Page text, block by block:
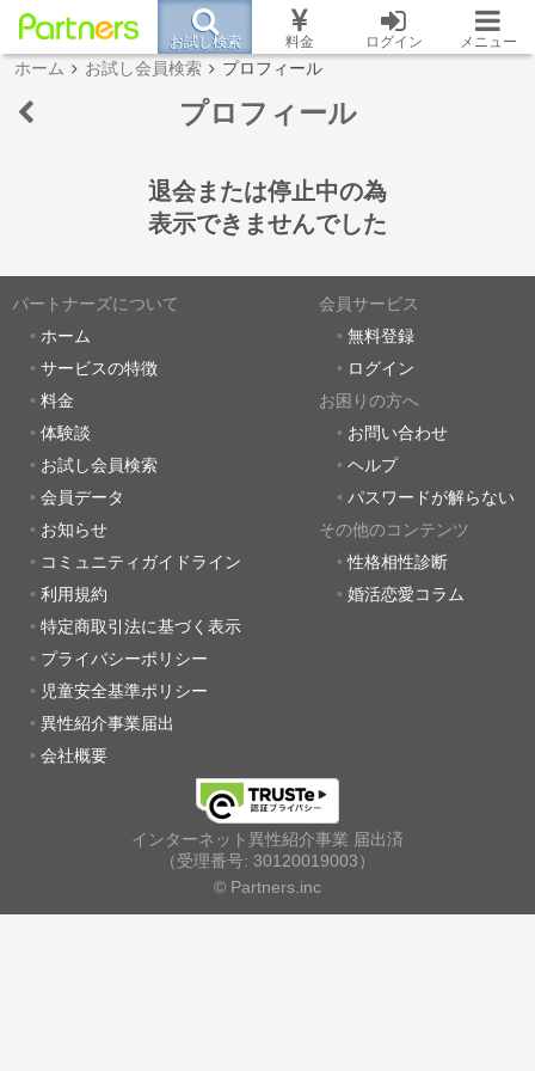
お試し検索 料金 ログイン メニュー
ホーム お試し会員検索 プロフィール
プロフィール
退会または停止中の為
表示できませんでした
パートナーズについて
ホーム
サービスの特徴
料金
体験談
お試し会員検索
会員データ
お知らせ
コミュニティガイドライン
利用規約
特定商取引法に基づく表示
プライバシーポリシー
児童安全基準ポリシー
異性紹介事業届出
会社概要
会員サービス
無料登録
ログイン
お困りの方へ
お問い合わせ
ヘルプ
パスワードが解らない
その他のコンテンツ
性格相性診断
婚活恋愛コラム
インターネット異性紹介事業 届出済
（受理番号: 30120019003）
© Partners.inc